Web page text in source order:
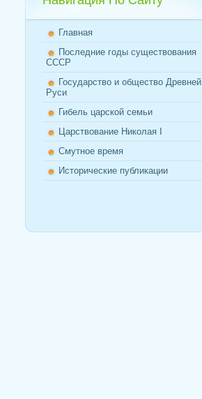
Главная
Последние годы существования
СССР
Государство и общество Древней
Руси
Гибель царской семьи
Царствование Николая I
Смутное время
Исторические публикации